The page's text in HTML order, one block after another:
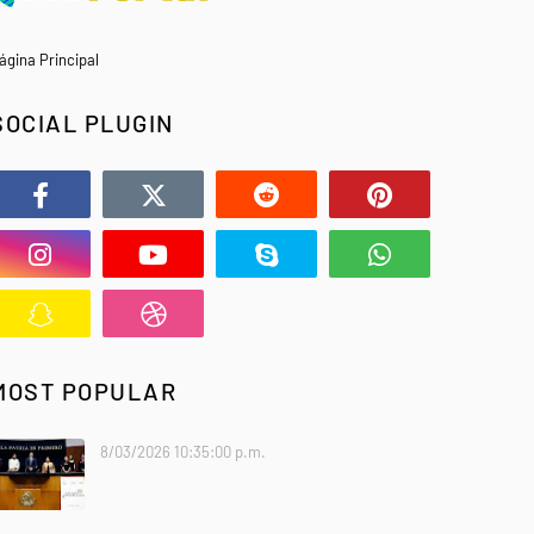
Principal
PLUGIN
POPULAR
8/03/2026 10:35:00 p.m.